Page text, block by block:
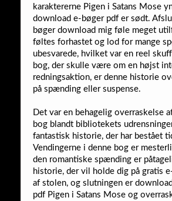
karaktererne Pigen i Satans Mose
download e-bøger pdf er sødt.
bøger download mig føle meget
føltes forhastet og lod for mange
ubesvarede, hvilket var en reel
bog, der skulle være om en højst
redningsaktion, er denne historie
på spænding eller suspense.
Det var en behagelig overraskelse
bog blandt bibliotekets
fantastisk historie, der har bestået
Vendingerne i denne bog er
den romantiske spænding er
historie, der vil holde dig på gratis
af stolen, og slutningen er
pdf Pigen i Satans Mose og